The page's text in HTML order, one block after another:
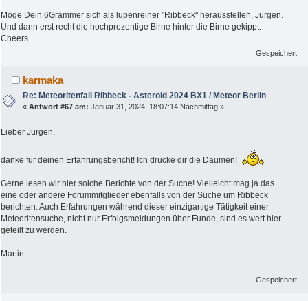
Möge Dein 6Grämmer sich als lupenreiner "Ribbeck" herausstellen, Jürgen.
Und dann erst recht die hochprozentige Birne hinter die Birne gekippt.
Cheers.
Gespeichert
karmaka
Re: Meteoritenfall Ribbeck - Asteroid 2024 BX1 / Meteor Berlin
«Antwort #67 am: Januar 31, 2024, 18:07:14 Nachmittag »
Lieber Jürgen,
danke für deinen Erfahrungsbericht! Ich drücke dir die Daumen!
Gerne lesen wir hier solche Berichte von der Suche! Vielleicht mag ja das
eine oder andere Forummitglieder ebenfalls von der Suche um Ribbeck
berichten. Auch Erfahrungen während dieser einzigartige Tätigkeit einer
Meteoritensuche, nicht nur Erfolgsmeldungen über Funde, sind es wert hier
geteilt zu werden.
Martin
Gespeichert